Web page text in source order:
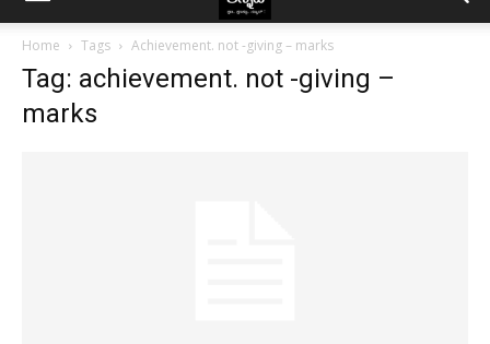
Home Tags Achievement. not -giving – marks
Tag: achievement. not -giving –
marks